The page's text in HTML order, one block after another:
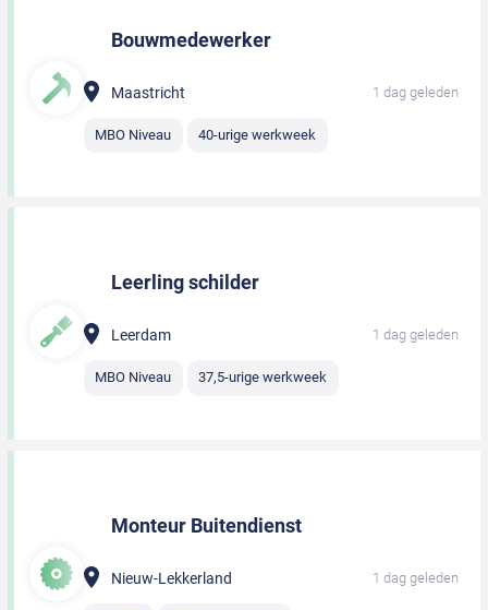
Bouwmedewerker
Maastricht 1 dag geleden
MBO Niveau 40-urige werkweek
Leerling schilder
Leerdam 1 dag geleden
MBO Niveau 37,5-urige werkweek
Monteur Buitendienst
Nieuw-Lekkerland 1 dag geleden